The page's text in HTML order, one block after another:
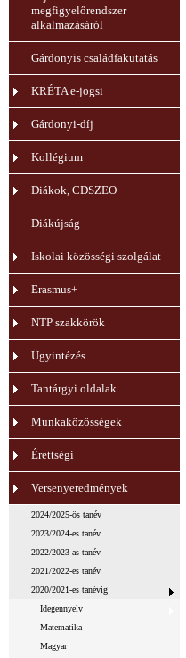
megfigyelőrendszer
alkalmazásáról
Gárdonyis családfakutatás
KRÉTA e-jogsi
Gárdonyi-díj
Kollégium
Diákok, CDSZEO
Diákújság
Iskolai közösségi szolgálat
Erasmus+
NTP szakkörök
Ügyintézés
Tantárgyi oldalak
Munkaközösségek
Érettségi
Versenyeredmények
2024/2025-ös tanév
2023/2024-es tanév
2022/2023-as tanév
2021/2022-es tanév
2020/2021-es tanévig
Idegennyelv
Matematika
Magyar